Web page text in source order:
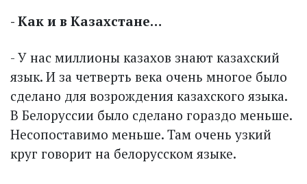
- Как и в Казахстане…
- У нас миллионы казахов знают казахский
язык. И за четверть века очень многое было
сделано для возрождения казахского языка.
В Белоруссии было сделано гораздо меньше.
Несопоставимо меньше. Там очень узкий
круг говорит на белорусском языке.